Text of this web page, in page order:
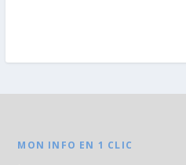
MON INFO EN 1 CLIC